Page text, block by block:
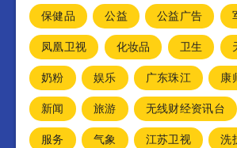
保健品
公益 公益广告
凤凰卫视
化妆品 卫生
奶粉
娱乐 广东珠江 康
新闻
旅游 无线财经资讯台
服务
气象 江苏卫视
洗